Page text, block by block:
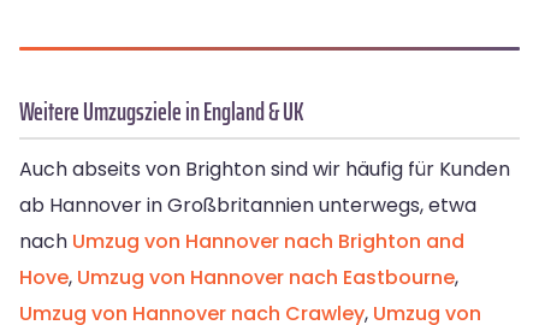
Weitere Umzugsziele in England & UK
Auch abseits von Brighton sind wir häufig für Kunden
ab Hannover in Großbritannien unterwegs, etwa
nach Umzug von Hannover nach Brighton and
Hove, Umzug von Hannover nach Eastbourne,
Umzug von Hannover nach Crawley, Umzug von